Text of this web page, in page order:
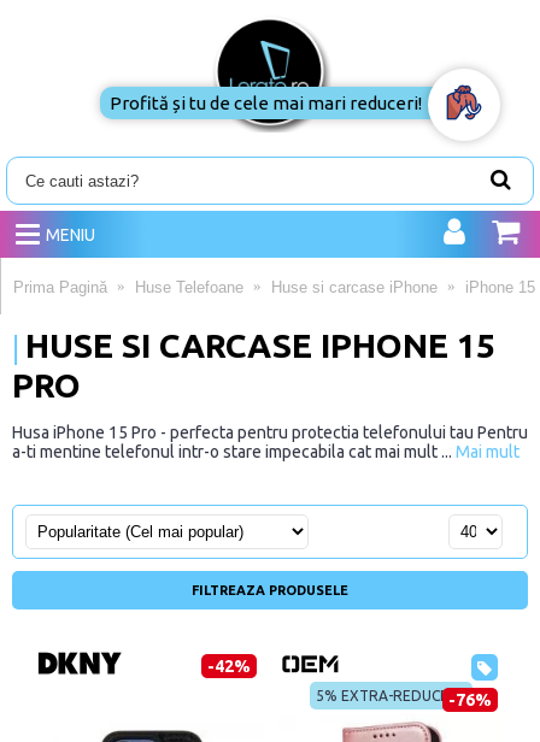
MENIU
Prima Pagină Huse Telefoane Huse si carcase iPhone iPhone 15
HUSE SI CARCASE IPHONE 15
PRO
Husa iPhone 15 Pro - perfecta pentru protectia telefonului tau Pentru
a-ti mentine telefonul intr-o stare impecabila cat mai mult ... Mai mult
FILTREAZA PRODUSELE
-42%
5% EXTRA-REDUCERE-76%
Profită și tu de cele mai mari reduceri!